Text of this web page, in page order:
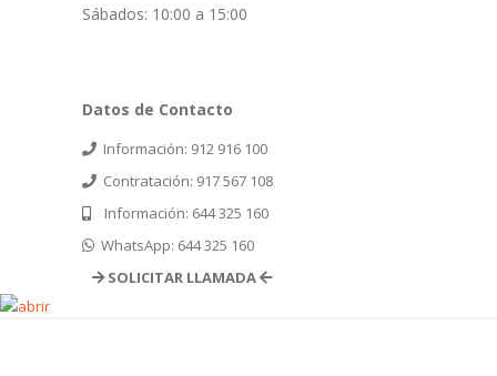
Sábados: 10:00 a 15:00
Datos de Contacto
Información: 912 916 100
Contratación: 917 567 108
Información: 644 325 160
WhatsApp: 644 325 160
SOLICITAR LLAMADA